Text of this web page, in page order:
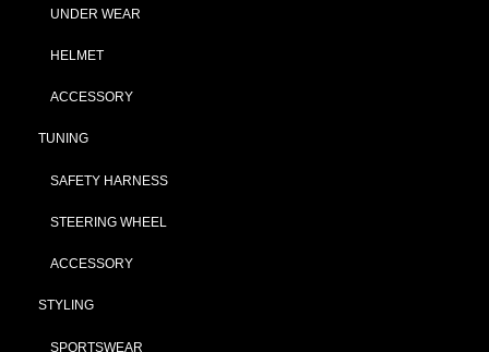
UNDER WEAR
HELMET
ACCESSORY
TUNING
SAFETY HARNESS
STEERING WHEEL
ACCESSORY
STYLING
SPORTSWEAR